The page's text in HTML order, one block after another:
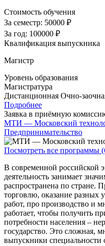
Стоимость обучения
За семестр: 50000 ₽
За год: 100000 ₽
Квалификация выпускника
Магистр
Уровень образования
Магистратура
Дистанционная Очно-
Подробнее
Заявка в приёмную
МТИ — Московский
Предпринимательство
Посмотреть все программы
В современной российской
деятельность занимает
распространена по стране.
торговлю, оказание разных
работ, про производство и
работает, чтобы получить
потребности населения –
государство. Это сложная,
выпускники